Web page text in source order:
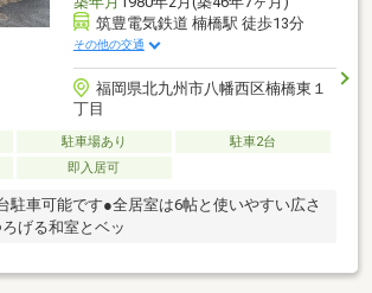
筑豊電気鉄道 楠橋駅 徒歩13分
その他の交通
福岡県北九州市八幡西区楠橋東１
丁目
駐車場あり
駐車2台
即入居可
駐車可能です●全居室は6帖と使いやすい広さ
げる和室とベッ